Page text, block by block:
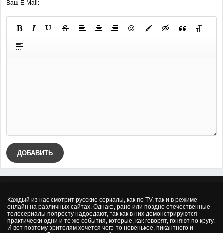
Ваш E-Mail:
ДОБАВИТЬ
Каждый из нас смотрит русские сериалы, как по TV, так и в режиме
онлайн на различных сайтах. Однако, рано или поздно отечественные
телесериалы попросту надоедают, так как в них демонстрируются
практически одни и те же события, которые, как говорят, гоняют по кругу.
И вот поэтому зрителям хочется чего-то новенькое, пикантного и